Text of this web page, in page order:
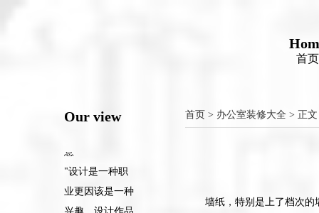
首页
Our view
该、让自己满
"设计是一种职
业更因该是一种
兴趣，设计作品
首页 > 办公室装修大全 > 正文
墙纸，特别是上了档次的